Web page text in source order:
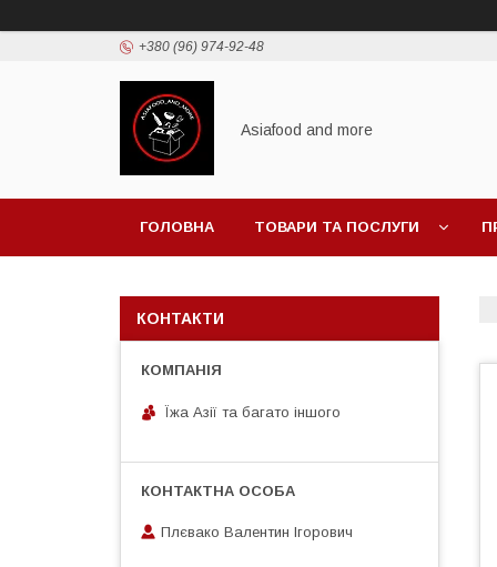
+380 (96) 974-92-48
Asiafood and more
ГОЛОВНА ТОВАРИ ТА ПОСЛУГИ
КОНТАКТИ
Їжа Азії та багато іншого
Плєвако Валентин Ігорович